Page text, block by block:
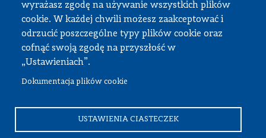
wyrażasz zgodę na używanie wszystkich plików
cookie. W każdej chwili możesz zaakceptować i
odrzucić poszczególne typy plików cookie oraz
cofnąć swoją zgodę na przyszłość w
„Ustawieniach”.
Dokumentacja plików cookie
USTAWIENIA CIASTECZEK
Intranet
Sprawy socjalne
Repozytorium
Wydział Samochodów i Maszyn Roboczych